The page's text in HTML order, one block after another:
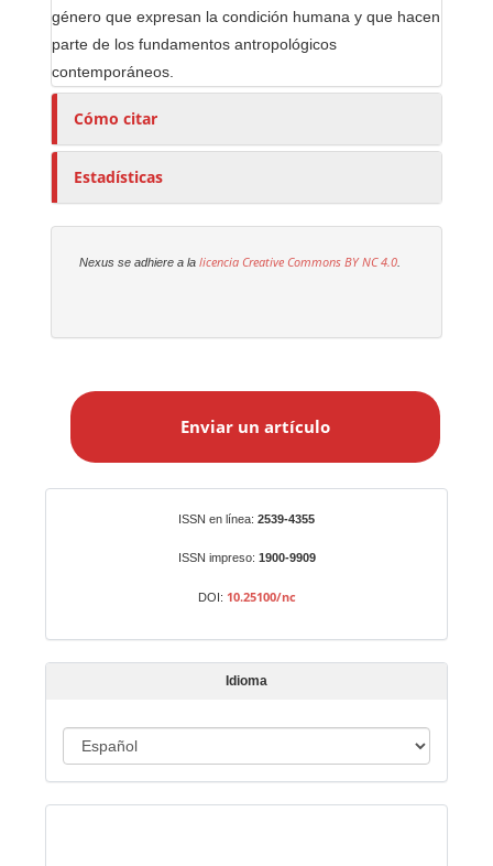
género que expresan la condición humana y que hacen
parte de los fundamentos antropológicos
contemporáneos.
Cómo citar
Estadísticas
Nexus se adhiere a lalicencia Creative CommonsBY NC 4.0
a
t
í
o
Enviar un artículo
ISSN en línea: 2539-4355
ISSN impreso: 1900-9909
DOI: 10.25100/nc
Idioma
d